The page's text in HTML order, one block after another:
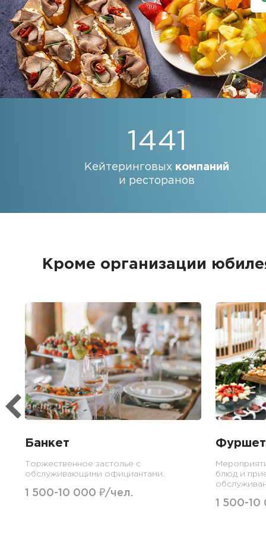
1441
Кейтеринговых компаний
и ресторанов
Кроме организации
Банкет
Торжественное застолье с
обслуживающими официантами.
1 500-10 000 ₽/чел.
Фуршет
блюд и
1 500-10